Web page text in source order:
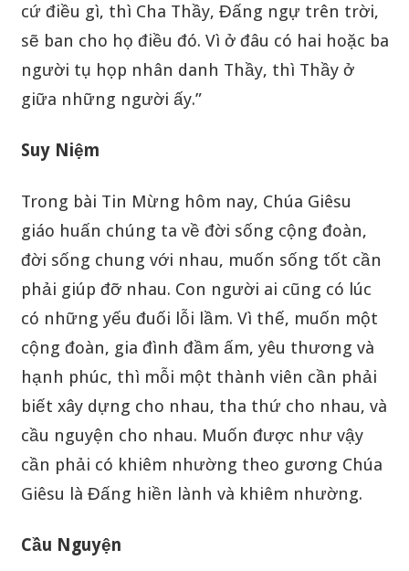
cứ điều gì, thì Cha Thầy, Đấng ngự trên trời,
sẽ ban cho họ điều đó. Vì ở đâu có hai hoặc ba
người tụ họp nhân danh Thầy, thì Thầy ở
giữa những người ấy.”
Suy Niệm
Trong bài Tin Mừng hôm nay, Chúa Giêsu
giáo huấn chúng ta về đời sống cộng đoàn,
đời sống chung với nhau, muốn sống tốt cần
phải giúp đỡ nhau. Con người ai cũng có lúc
có những yếu đuối lỗi lầm. Vì thế, muốn một
cộng đoàn, gia đình đầm ấm, yêu thương và
hạnh phúc, thì mỗi một thành viên cần phải
biết xây dựng cho nhau, tha thứ cho nhau, và
cầu nguyện cho nhau. Muốn được như vậy
cần phải có khiêm nhường theo gương Chúa
Giêsu là Đấng hiền lành và khiêm nhường.
Cầu Nguyện